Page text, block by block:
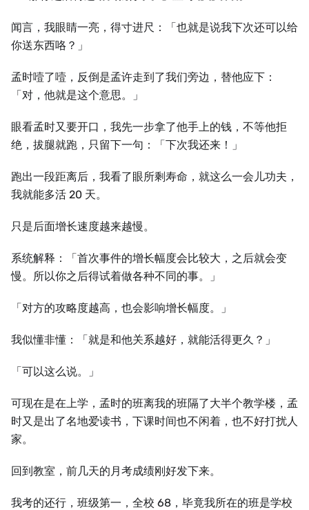
闻言，我眼睛一亮，得寸进尺：「也就是说我下次还可以给
你送东西咯？」
孟时噎了噎，反倒是孟许走到了我们旁边，替他应下：
「对，他就是这个意思。」
眼看孟时又要开口，我先一步拿了他手上的钱，不等他拒
绝，拔腿就跑，只留下一句：「下次我还来！」
跑出一段距离后，我看了眼所剩寿命，就这么一会儿功夫，
我就能多活 20 天。
只是后面增长速度越来越慢。
系统解释：「首次事件的增长幅度会比较大，之后就会变
慢。所以你之后得试着做各种不同的事。」
「对方的攻略度越高，也会影响增长幅度。」
我似懂非懂：「就是和他关系越好，就能活得更久？」
「可以这么说。」
可现在是在上学，孟时的班离我的班隔了大半个教学楼，孟
时又是出了名地爱读书，下课时间也不闲着，也不好打扰人
家。
回到教室，前几天的月考成绩刚好发下来。
我考的还行，班级第一，全校 68，毕竟我所在的班是学校